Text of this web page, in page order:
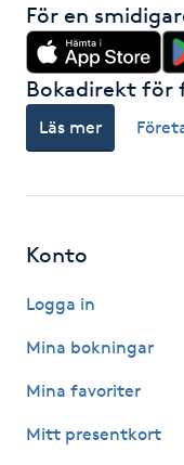
Hyaluronsyra
Hyperhidros
Hypnos
Hårförlängning
Hårvård
För en
Bokadirekt för
Läs mer
Konto
Logga in
Mina bokningar
Mina favoriter
Mitt presentkort